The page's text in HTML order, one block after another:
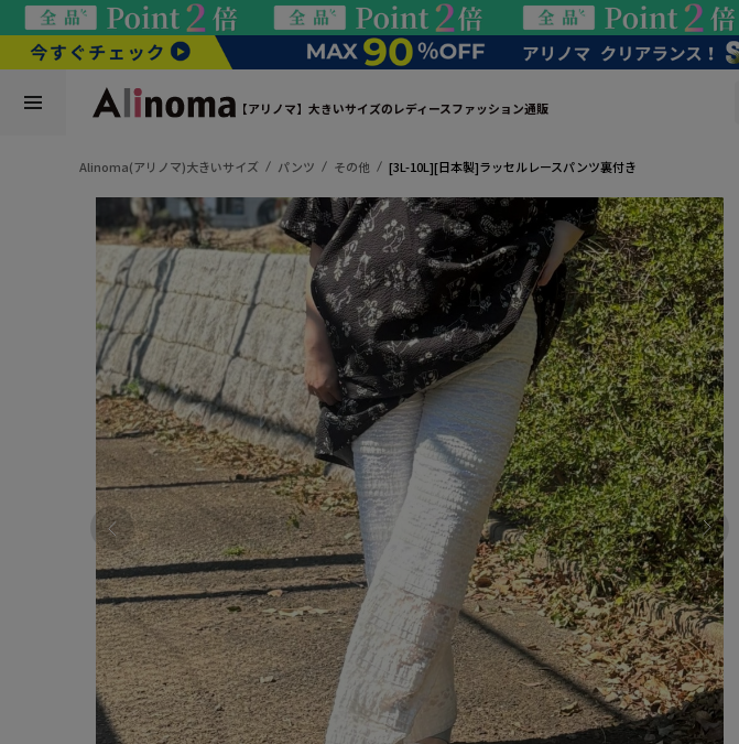
【アリノマ】大きいサイズのレディースファッション通販
Alinoma(アリノマ)大きいサイズ パンツ その他 [3L-10L][日本製]ラッセルレースパンツ裏付き